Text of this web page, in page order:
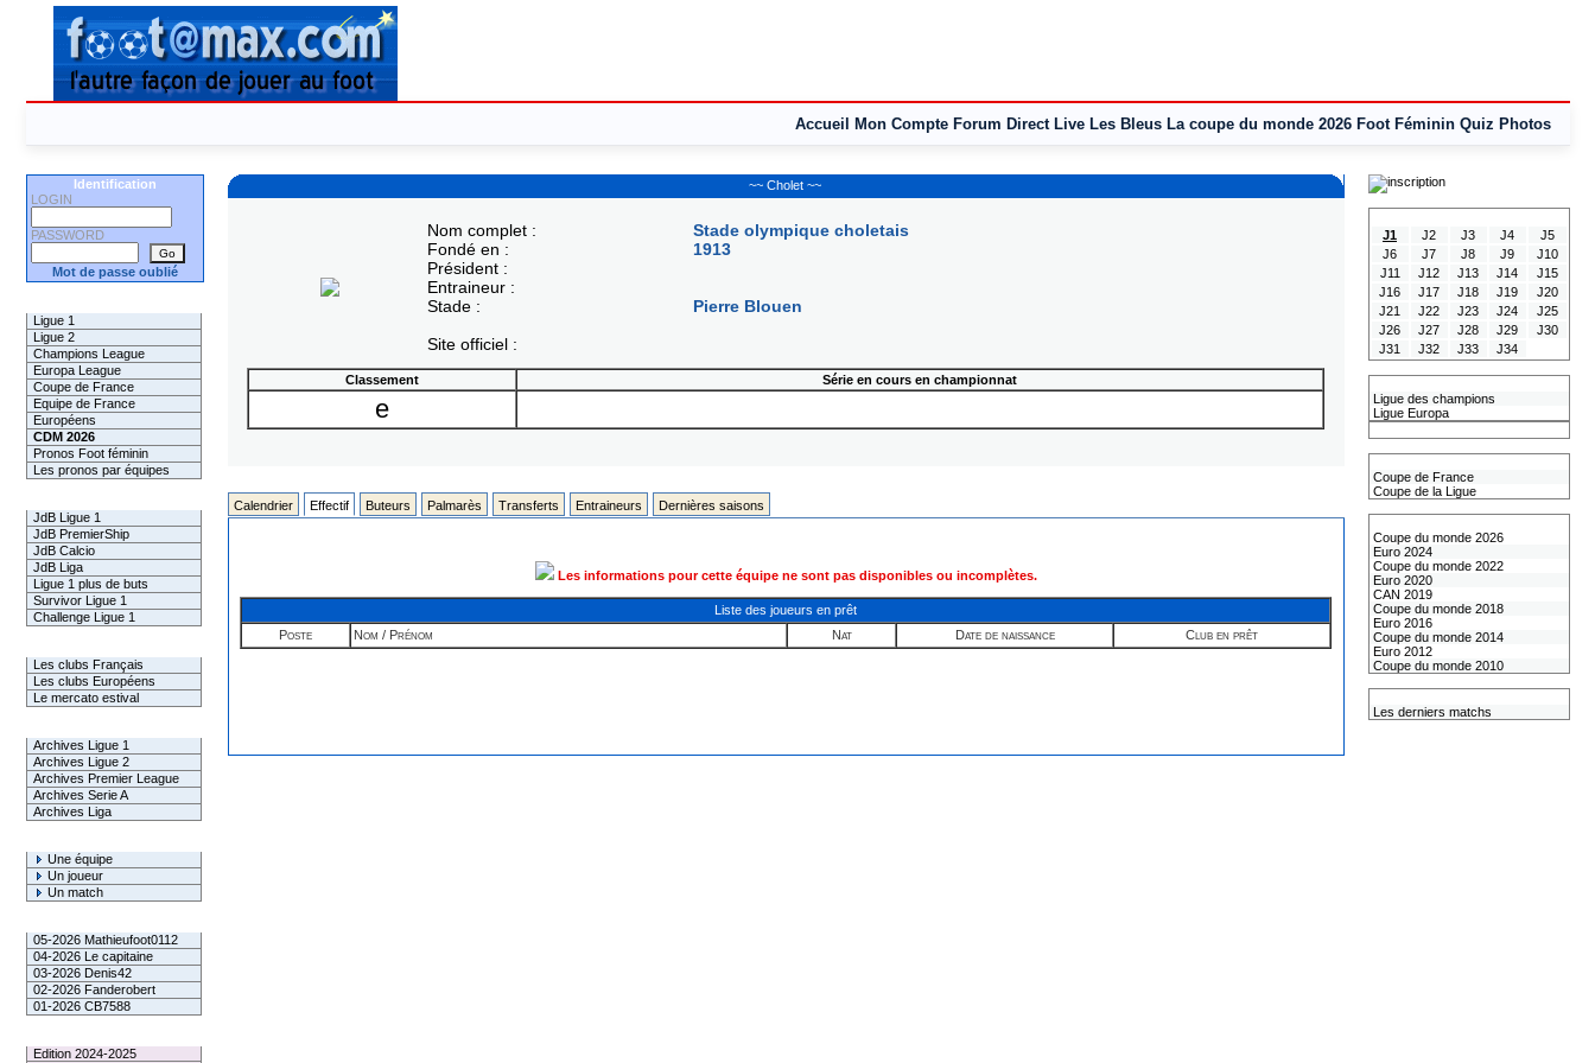
Accueil Mon Compte Forum Direct Live Les Bleus La coupe du monde 2026 Foot Féminin Quiz Photos
Identification
LOGIN
PASSWORD
Mot de passe oublié
Ligue 1
Ligue 2
Champions League
Europa League
Coupe de France
Equipe de France
Européens
CDM 2026
Pronos Foot féminin
Les pronos par équipes
JdB Ligue 1
JdB PremierShip
JdB Calcio
JdB Liga
Ligue 1 plus de buts
Survivor Ligue 1
Challenge Ligue 1
Les clubs Français
Les clubs Européens
Le mercato estival
Archives Ligue 1
Archives Ligue 2
Archives Premier League
Archives Serie A
Archives Liga
Une équipe
Un joueur
Un match
05-2026 Mathieufoot0112
04-2026 Le capitaine
03-2026 Denis42
02-2026 Fanderobert
01-2026 CB7588
Edition 2024-2025
~~ Cholet ~~
Nom complet :
Fondé en :
Président :
Entraineur :
Stade :
Site officiel :
Stade olympique choletais
1913
Pierre Blouen
Classement Série en cours en championnat
e
Calendrier Effectif Buteurs Palmarès Transferts Entraineurs Dernières saisons
Les informations pour cette équipe ne sont pas disponibles ou incomplètes.
Liste des joueurs en prêt
Poste
Nom / Prénom Nat Date de naissance Club en prêt
J1
J2 J3 J4
J5
J6
J7 J8 J9
J10
J11
J12 J13 J14
J15
J16
J17 J18 J19
J20
J21
J22 J23 J24
J25
J26
J27 J28 J29
J30
J31
J32 J33 J34
Ligue des champions
Ligue Europa
Coupe de France
Coupe de la Ligue
Coupe du monde 2026
Euro 2024
Coupe du monde 2022
Euro 2020
CAN 2019
Coupe du monde 2018
Euro 2016
Coupe du monde 2014
Euro 2012
Coupe du monde 2010
Les derniers matchs